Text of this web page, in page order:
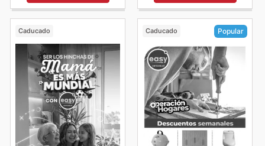
Caducado Caducado Popular